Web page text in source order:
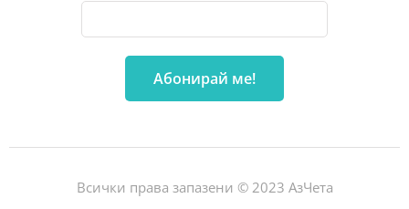
Всички права запазени © 2023 АзЧета